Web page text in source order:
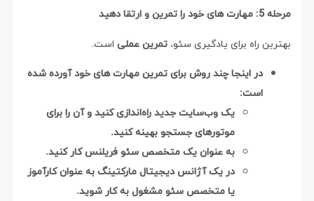
راه برای یادگیری سئو،تمرین عملیاست.
در اینجا چند روش برای تمرین مهارت های خود آورده شده
یک وب‌سایت جدید راه‌اندازی کنید و آن را برای
موتورهای جستجو بهینه کنید.
به عنوان یک متخصص سئو فریلنس کار کنید.
در یک آژانس دیجیتال مارکتینگ به عنوان کارآموز
یا متخصص سئو مشغول به کار شوید.